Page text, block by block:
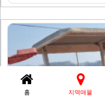
홈 지역매물